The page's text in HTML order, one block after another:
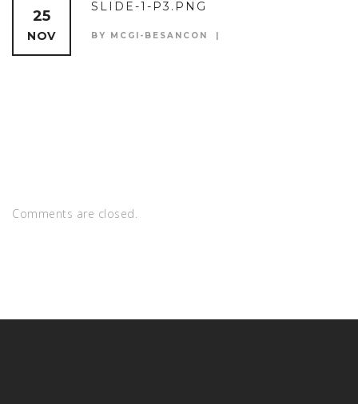
25
NOV
SLIDE-1-P3.PNG
BY MCGI-BESANCON
Comments are closed.